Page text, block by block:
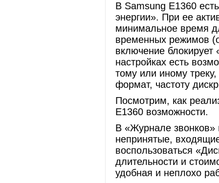
В Samsung E1360
энергии». При ее
минимальное время
временных режимов
включение
настройках есть
тому или иному
формат, частоту
Посмотрим, как
E1360 возможности.
В «Журнале звонков»
непринятые,
воспользоваться
длительности и
удобная и неплохо